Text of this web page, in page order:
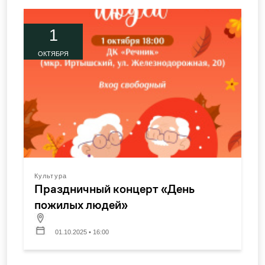
1
ОКТЯБРЯ
Культура
Праздничный концерт «День
пожилых людей»
01.10.2025 • 16:00